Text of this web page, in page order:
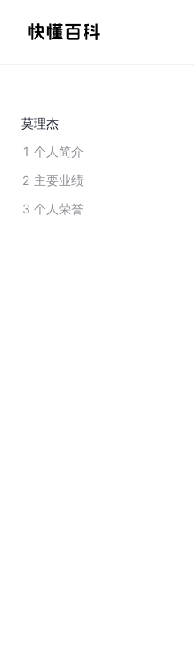
莫理杰
1 个人简介
2 主要业绩
3 个人荣誉